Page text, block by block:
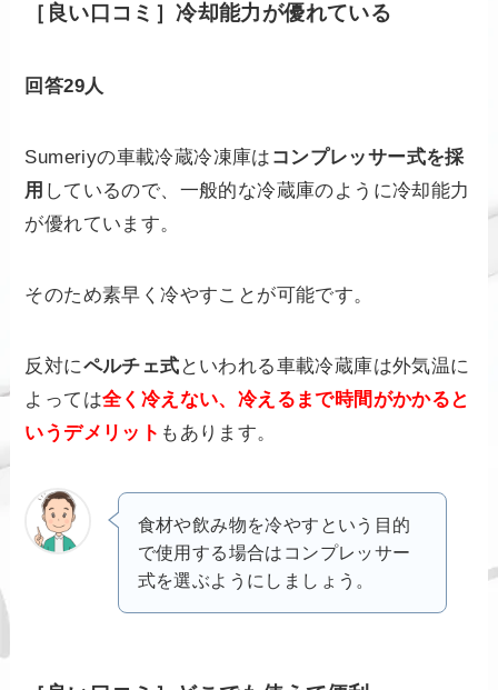
［良い口コミ］冷却能力が優れている
回答29人
Sumeriyの車載冷蔵冷凍庫は コンプレッサー式を採
用 しているので、一般的な冷蔵庫のように冷却能力
が優れています。
そのため素早く冷やすことが可能です。
反対にペルチェ式 といわれる車載冷蔵庫は外気温に
よっては全く冷えない、冷えるまで時間がかかると
いうデメリット もあります。
食材や飲み物を冷やすという目的
で使用する場合はコンプレッサー
式を選ぶようにしましょう。